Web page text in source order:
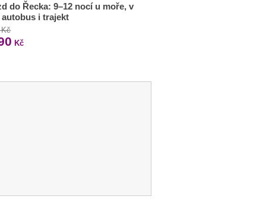
do Řecka: 9–12 nocí u moře, v
autobus i trajekt
Kč
Kč